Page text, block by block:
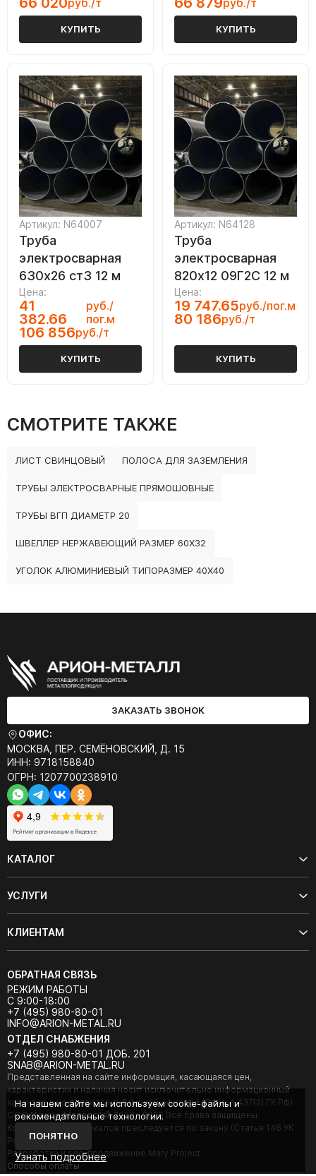
руб./т
КУПИТЬ
руб./т
КУПИТЬ
Артикул: N64007
Труба
электросварная
630х26 ст3 12 м
Цена:
41
382.66
руб./
пог.м
106 856руб./т
КУПИТЬ
Артикул: N64128
Труба
электросварная
820х12 09Г2С 12 м
Цена:
19 747.65руб./пог.м
80 186руб./т
КУПИТЬ
СМОТРИТЕ ТАКЖЕ
ЛИСТ СВИНЦОВЫЙ ПОЛОСА ДЛЯ ЗАЗЕМЛЕНИЯ
ТРУБЫ ЭЛЕКТРОСВАРНЫЕ ПРЯМОШОВНЫЕ
ТРУБЫ ВГП ДИАМЕТР 20
ШВЕЛЛЕР НЕРЖАВЕЮЩИЙ РАЗМЕР 60Х32
УГОЛОК АЛЮМИНИЕВЫЙ ТИПОРАЗМЕР 40Х40
ЗАКАЗАТЬ ЗВОНОК
ОФИС:
МОСКВА, ПЕР. СЕМЁНОВСКИЙ, Д. 15
ИНН: 9718158840
ОГРН: 1207700238910
КАТАЛОГ
УСЛУГИ
КЛИЕНТАМ
ОБРАТНАЯ СВЯЗЬ
РЕЖИМ РАБОТЫ
С 9:00-18:00
+7 (495) 980-80-01
INFO@ARION-METAL.RU
ОТДЕЛ СНАБЖЕНИЯ
+7 (495) 980-80-01 ДОБ. 201
SNAB@ARION-METAL.RU
Представленная на сайте информация, касающаяся цен,
характеристик и наличия носит исключительно информационный
характер и не является публичной офертой (Статья 437(2) ГК РФ).
ООО "Арион-Металл" © 2020 - 2026 Все права защищены.
Копирование материалов преследуется по закону (Статья 146 УК
РФ).
Разработка и seo-продвижение Mary Project
Cпособы оплаты
На нашем сайте мы используем cookie-файлы и
рекомендательные технологии.
ПОНЯТНО
Узнать подробнее